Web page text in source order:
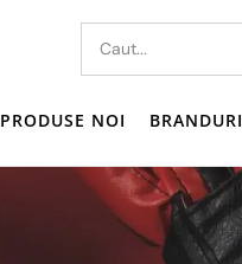
PRODUSE NOI BRANDURI